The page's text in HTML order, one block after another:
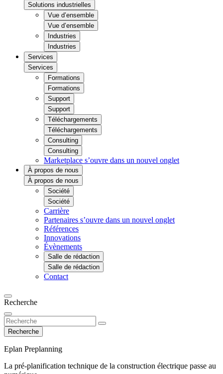
Solutions industrielles
Vue d’ensemble
Vue d’ensemble
Industries
Industries
Services
Services
Formations
Formations
Support
Support
Téléchargements
Téléchargements
Consulting
Consulting
Marketplace s’ouvre dans un nouvel onglet
À propos de nous
À propos de nous
Société
Société
Carrière
Partenaires s’ouvre dans un nouvel onglet
Références
Innovations
Évènements
Salle de rédaction
Salle de rédaction
Contact
Recherche
Recherche
Eplan Preplanning
La pré-planification technique de la construction électrique passe au